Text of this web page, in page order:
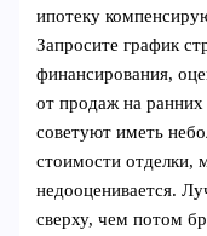
ипотеку
Запросите график
финансирования,
от продаж на
советуют иметь
стоимости отделки,
недооценивается.
сверху, чем потом